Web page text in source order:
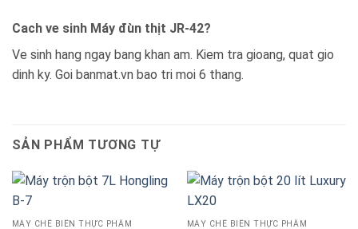
Cach ve sinh Máy đùn thịt JR-42?
Ve sinh hang ngay bang khan am. Kiem tra gioang, quat gio
dinh ky. Goi banmat.vn bao tri moi 6 thang.
SẢN PHẨM TƯƠNG TỰ
MÁY CHẾ BIẾN THỰC PHẨM MÁY CHẾ BIẾN THỰC PHẨM